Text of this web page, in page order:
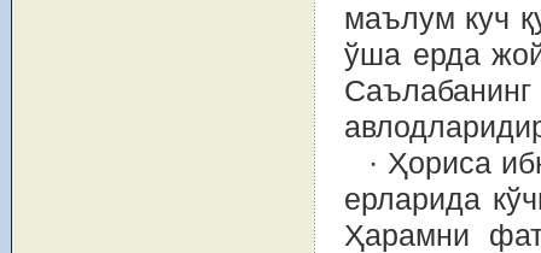
маълум куч
ўша ерда
· Ҳориса
ерларида
Ҳарамни